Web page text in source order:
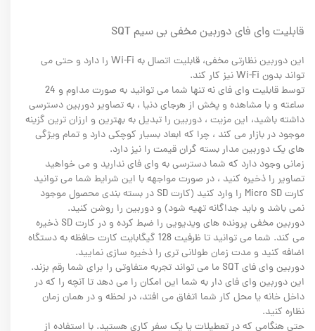
قابلیت وای فای دوربین مخفی بی سیم SQT
این دوربین نظارتی مخفی، قابلیت اتصال به Wi-Fi را دارد و حتی می
تواند بدون Wi-Fi نیز کار کند.
توسط قابلیت وای فای نه تنها شما می توانید به صورت مداوم و 24
ساعته و با مشاهده و پخش از هرجای دنیا ، به تصاویر دوربین دسترسی
داشته باشید، این مزیت ، دوربین را تبدیل به بهترین و ارزان ترین گزینه
موجود در بازار می کند ، چرا که ابعاد بسیار کوچکی دارد و تمام ویژگی
های یک دوربین مدار بسته گران قیمت را نیز دارد.
زمانی وجود دارد که شما دسترسی به وای فای ندارید و می خواهید
تصاویر را ذخیره کنید ، در صورت مواجهه با این شرایط شما می توانید
کارت Micro SD را وارد کنید (کارت SD در بسته بندی محصول موجود
نمی باشد و باید جداگانه تهیه شود) و دوربین را روشن کنید.
دوربین مخفی پرونده های ویدیویی را ضبط کرده و در کارت SD ذخیره
می کند. شما می توانید تا ظرفیت 128 گیگابایت کارت حافظه به دستگاه
اضافه کنید و مدت زمان طولانی تری را ذخیره سازی نمایید.
دوربین وای فای SQT ما می تواند تجربه متفاوتی را برای شما رقم بزند.
این دوربین وای فای دار به شما این امکان را می دهد تا آنچه را که در
داخل خانه یا محل کار شما اتفاق می افتد، در لحظه و در همان زمان
نظاره کنید.
حتی هنگامی که در تعطیلات یا یک سفر کاری هستید. با استفاده از